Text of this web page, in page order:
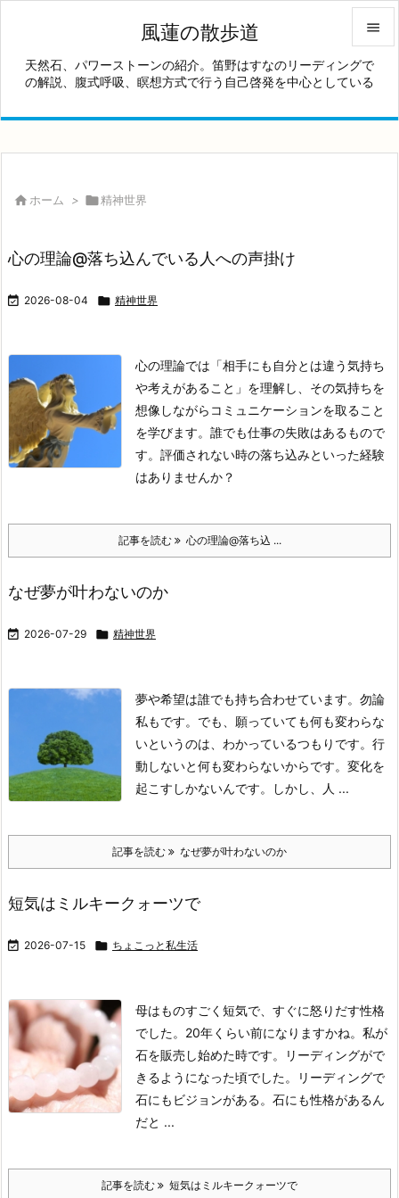
風蓮の散歩道
天然石、パワーストーンの紹介。笛野はすなのリーディングで
の解説、腹式呼吸、瞑想方式で行う自己啓発を中心としている


メニュ

 ホーム > 精神世界
心の理論@落ち込んでいる人への声掛け
 2026-08-04  精神世界
心の理論では「相手にも自分とは違う気持ち
や考えがあること」を理解し、その気持ちを
想像しながらコミュニケーションを取ること
を学びます。 誰でも仕事の失敗はあるもので
す。評価されない時の落ち込みといった経験
はありませんか？
記事を読む 心の理論@落ち込 ...
なぜ夢が叶わないのか
 2026-07-29  精神世界
夢や希望は誰でも持ち合わせています。勿論
私もです。 でも、願っていても何も変わらな
いというのは、わかっているつもりです。 行
動しないと何も変わらないからです。変化を
起こすしかないんです。
しかし、人 ...
記事を読む なぜ夢が叶わないのか
短気はミルキークォーツで
 2026-07-15  ちょこっと私生活
母はものすごく短気で、すぐに怒りだす性格
でした。20年くらい前になりますかね。私が
石を販売し始めた時です。
リーディングがで
きるようになった頃でした。
リーディングで
石にもビジョンがある。石にも性格があるん
だと ...
記事を読む 短気はミルキークォーツで